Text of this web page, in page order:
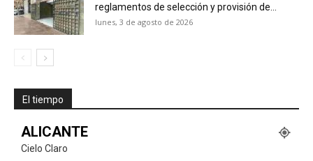
reglamentos de selección y provisión de...
lunes, 3 de agosto de 2026
El tiempo
ALICANTE
Cielo Claro